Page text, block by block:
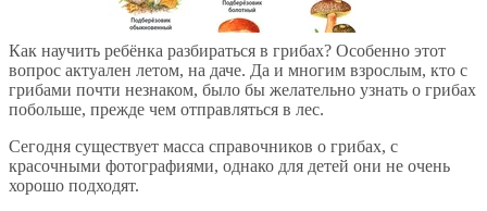
Как научить ребёнка разбираться в грибах? Особенно этот
вопрос актуален летом, на даче. Да и многим взрослым, кто с
грибами почти незнаком, было бы желательно узнать о грибах
побольше, прежде чем отправляться в лес.
Сегодня существует масса справочников о грибах, с
красочными фотографиями, однако для детей они не очень
хорошо подходят.